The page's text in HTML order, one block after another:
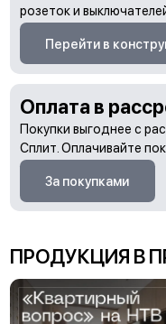
розеток и
Перейти в
Оплата в
Покупки выгоднее с
Сплит. Оплачивайте
За покупками
ПРОДУКЦИЯ В